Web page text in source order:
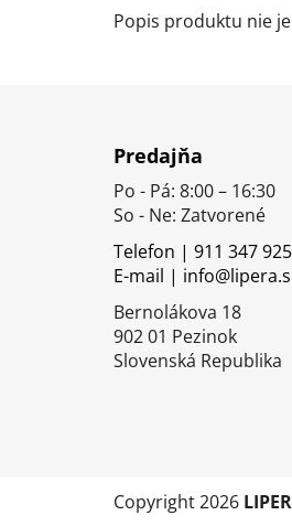
Popis produktu nie
Predajňa
Po - Pá: 8:00 – 16:30
So - Ne: Zatvorené
Telefon | 911 347 925
E-mail |
Bernolákova 18
902 01 Pezinok
Slovenská Republika
Copyright 2026